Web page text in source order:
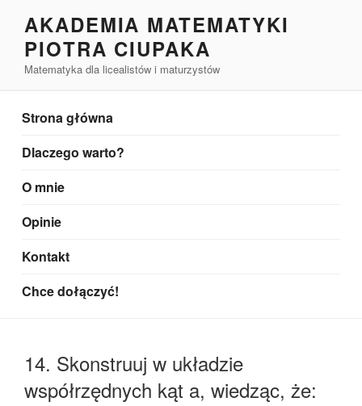
treści
AKADEMIA MATEMATYKI
PIOTRA CIUPAKA
Matematyka dla licealistów i maturzystów
Strona główna
Dlaczego warto?
O mnie
Opinie
Kontakt
Chce dołączyć!
14. Skonstruuj w układzie
współrzędnych kąt a, wiedząc, że: